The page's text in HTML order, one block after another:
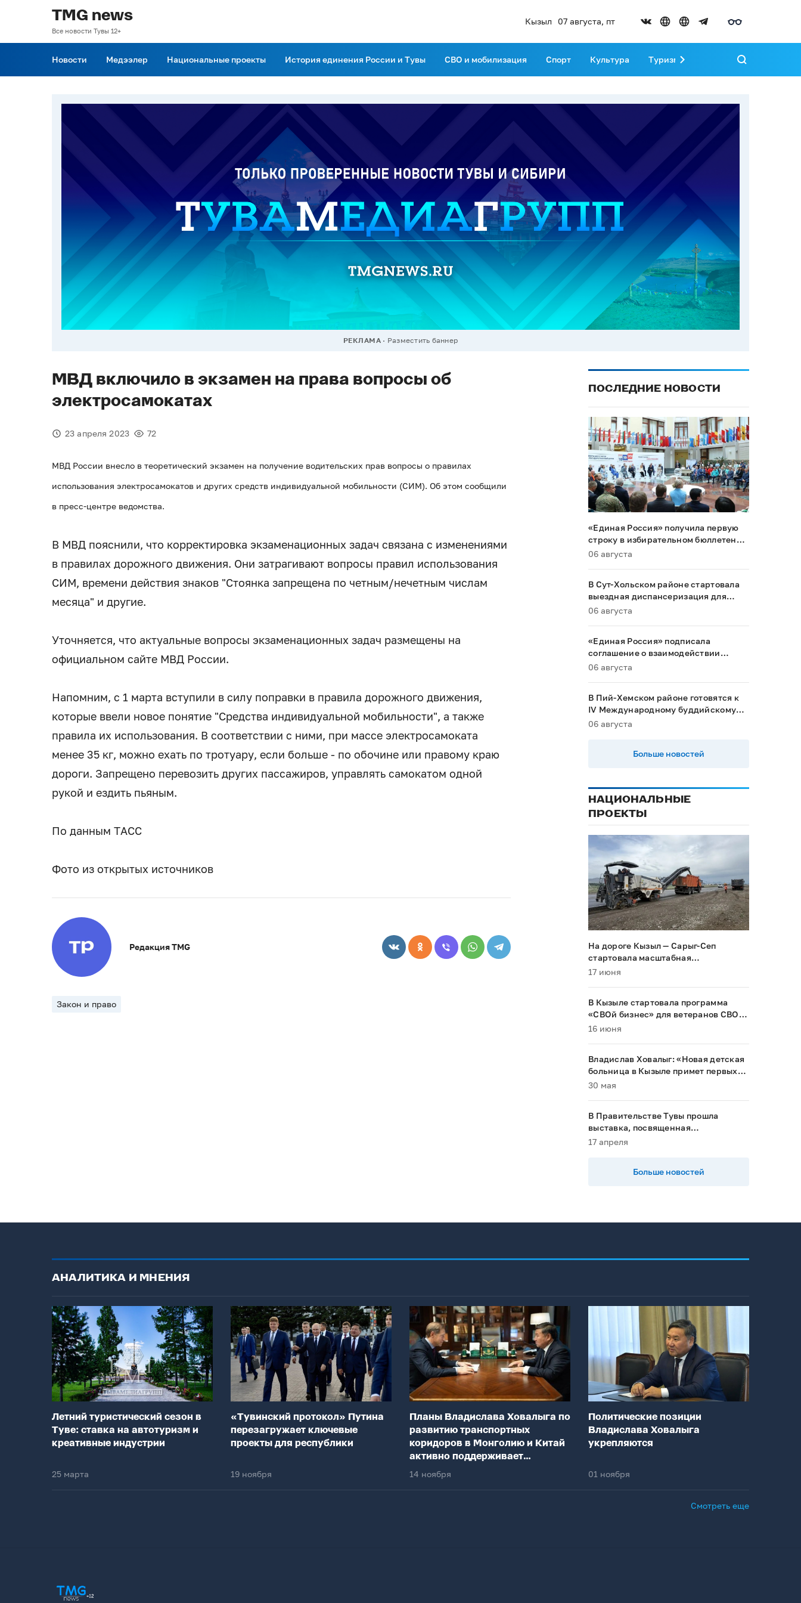
TMG news
Все новости Тувы 12+
Кызыл 07 августа, пт
Новости Медээлер Национальные проекты История единения России и Тувы СВО и мобилизация Спорт Культура Туризм Развитие Тувы
РЕКЛАМА Разместить баннер
МВД включило в экзамен на права вопросы об
электросамокатах
23 апреля 2023 72
МВД России внесло в теоретический экзамен на получение водительских прав вопросы о правилах
использования электросамокатов и других средств индивидуальной мобильности (СИМ). Об этом сообщили
в пресс-центре ведомства.
В МВД пояснили, что корректировка экзаменационных задач связана с изменениями
в правилах дорожного движения. Они затрагивают вопросы правил использования
СИМ, времени действия знаков "Стоянка запрещена по четным/нечетным числам
месяца" и другие.
Уточняется, что актуальные вопросы экзаменационных задач размещены на
официальном сайте МВД России.
Напомним, с 1 марта вступили в силу поправки в правила дорожного движения,
которые ввели новое понятие "Средства индивидуальной мобильности", а также
правила их использования. В соответствии с ними, при массе электросамоката
менее 35 кг, можно ехать по тротуару, если больше - по обочине или правому краю
дороги. Запрещено перевозить других пассажиров, управлять самокатом одной
рукой и ездить пьяным.
По данным ТАСС
Фото из открытых источников
Редакция TMG
Закон и право
ПОСЛЕДНИЕ НОВОСТИ
«Единая Россия» получила первую
строку в избирательном бюллетене
на выборах в Госдуму
06 августа
В Сут-Хольском районе стартовала
выездная диспансеризация для
маломобильных граждан
06 августа
«Единая Россия» подписала
соглашение о взаимодействии
между Общественной палатой РФ и
06 августа
В Пий-Хемском районе готовятся к
IV Международному буддийскому
форуму
06 августа
Больше новостей
НАЦИОНАЛЬНЫЕ
ПРОЕКТЫ
На дороге Кызыл — Сарыг-Сеп
стартовала масштабная
реконструкция
17 июня
В Кызыле стартовала программа
«СВОй бизнес» для ветеранов СВО и
их семей
16 июня
Владислав Ховалыг: «Новая детская
больница в Кызыле примет первых
пациентов в 2028 году»
30 мая
В Правительстве Тувы прошла
выставка, посвященная
национальным проектам
17 апреля
Больше новостей
АНАЛИТИКА И МНЕНИЯ
Летний туристический сезон в
Туве: ставка на автотуризм и
креативные индустрии
25 марта
«Тувинский протокол» Путина
перезагружает ключевые
проекты для республики
19 ноября
Планы Владислава Ховалыга по
развитию транспортных
коридоров в Монголию и Китай
активно поддерживает
федеральный центр
14 ноября
Политические позиции
Владислава Ховалыга
укрепляются
01 ноября
Смотреть еще